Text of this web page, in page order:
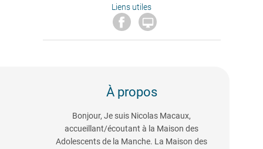
Liens utiles

À propos
Bonjour, Je suis Nicolas Macaux,
accueillant/écoutant à la Maison des
Adolescents de la Manche. La Maison des